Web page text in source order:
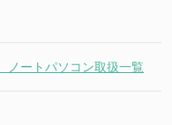
ートパソコン取扱一覧